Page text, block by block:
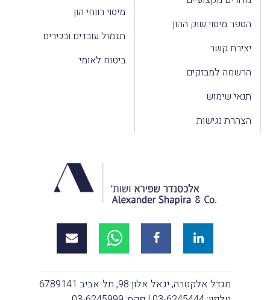
הספר מיסוי שוק ההון
יצירת קשר
הרשמה למבזקים
תנאי שימוש
הצהרת נגישות
מיסוי רווחי הון
תגמול עובדים ובכירים
ביטוח לאומי
מגדל אלקטרה, יגאל אלון 98, תל-אביב 6789141